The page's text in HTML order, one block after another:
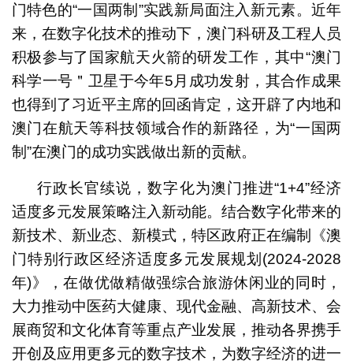
门特色的“一国两制”实践新局面注入新元素。近年
来，在数字化技术的推动下，澳门科研及工程人员
积极参与了国家航天火箭的研发工作，其中“澳门
科学一号＂卫星于今年5月成功发射，其合作成果
也得到了习近平主席的回函肯定，这开辟了内地和
澳门在航天等科技领域合作的新路径，为“一国两
制”在澳门的成功实践做出新的贡献。
行政长官续说，数字化为澳门推进“1+4”经济
适度多元发展策略注入新动能。结合数字化带来的
新技术、新业态、新模式，特区政府正在编制《澳
门特别行政区经济适度多元发展规划(2024-2028
年)》，在做优做精做强综合旅游休闲业的同时，
大力推动中医药大健康、现代金融、高新技术、会
展商贸和文化体育等重点产业发展，推动各界携手
开创及应用更多元的数字技术，为数字经济的进一